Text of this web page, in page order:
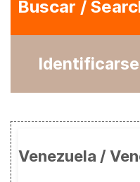
Buscar /
Venezuela /